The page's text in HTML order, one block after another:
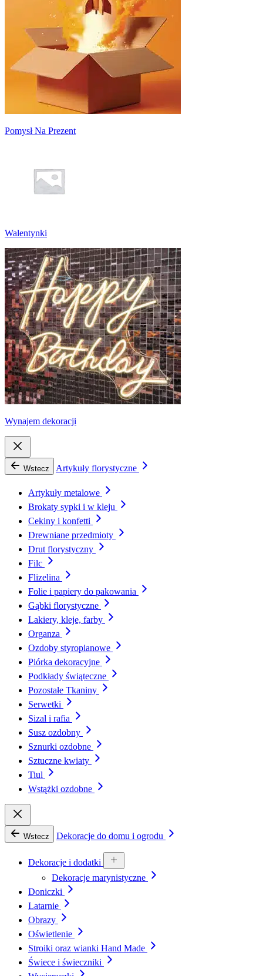
Pomysł Na Prezent
Walentynki
Wynajem dekoracji
Wstecz Artykuły florystyczne
Artykuły metalowe
Brokaty sypki i w kleju
Cekiny i konfetti
Drewniane przedmioty
Drut florystyczny
Filc
Flizelina
Folie i papiery do pakowania
Gąbki florystyczne
Lakiery, kleje, farby
Organza
Ozdoby styropianowe
Piórka dekoracyjne
Podkłady świąteczne
Pozostałe Tkaniny
Serwetki
Sizal i rafia
Susz ozdobny
Sznurki ozdobne
Sztuczne kwiaty
Tiul
Wstążki ozdobne
Wstecz Dekoracje do domu i ogrodu
Dekoracje i dodatki
Dekoracje marynistyczne
Doniczki
Latarnie
Obrazy
Oświetlenie
Stroiki oraz wianki Hand Made
Świece i świeczniki